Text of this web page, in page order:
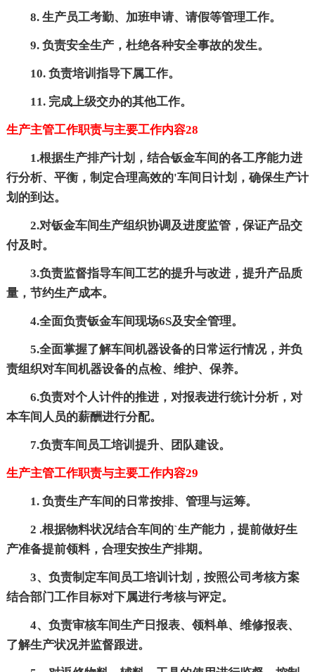
8. 生产员工考勤、加班申请、请假等管理工作。
9. 负责安全生产，杜绝各种安全事故的发生。
10. 负责培训指导下属工作。
11. 完成上级交办的其他工作。
生产主管工作职责与主要工作内容28
1.根据生产排产计划，结合钣金车间的各工序能力进
行分析、平衡，制定合理高效的'车间日计划，确保生产计
划的到达。
2.对钣金车间生产组织协调及进度监管，保证产品交
付及时。
3.负责监督指导车间工艺的提升与改进，提升产品质
量，节约生产成本。
4.全面负责钣金车间现场6S及安全管理。
5.全面掌握了解车间机器设备的日常运行情况，并负
责组织对车间机器设备的点检、维护、保养。
6.负责对个人计件的推进，对报表进行统计分析，对
本车间人员的薪酬进行分配。
7.负责车间员工培训提升、团队建设。
生产主管工作职责与主要工作内容29
1. 负责生产车间的日常按排、管理与运筹。
2 .根据物料状况结合车间的`生产能力，提前做好生
产准备提前领料，合理安按生产排期。
3、负责制定车间员工培训计划，按照公司考核方案
结合部门工作目标对下属进行考核与评定。
4、负责审核车间生产日报表、领料单、维修报表、
了解生产状况并监督跟进。